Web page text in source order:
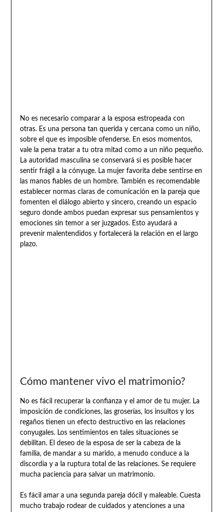
No es necesario comparar a la esposa estropeada con
otras. Es una persona tan querida y cercana como un niño,
sobre el que es imposible ofenderse. En esos momentos,
vale la pena tratar a tu otra mitad como a un niño pequeño.
La autoridad masculina se conservará si es posible hacer
sentir frágil a la cónyuge. La mujer favorita debe sentirse en
las manos fiables de un hombre. También es recomendable
establecer normas claras de comunicación en la pareja que
fomenten el diálogo abierto y sincero, creando un espacio
seguro donde ambos puedan expresar sus pensamientos y
emociones sin temor a ser juzgados. Esto ayudará a
prevenir malentendidos y fortalecerá la relación en el largo
plazo.
Cómo mantener vivo el matrimonio?
No es fácil recuperar la confianza y el amor de tu mujer. La
imposición de condiciones, las groserías, los insultos y los
regaños tienen un efecto destructivo en las relaciones
conyugales. Los sentimientos en tales situaciones se
debilitan. El deseo de la esposa de ser la cabeza de la
familia, de mandar a su marido, a menudo conduce a la
discordia y a la ruptura total de las relaciones. Se requiere
mucha paciencia para salvar un matrimonio.
Es fácil amar a una segunda pareja dócil y maleable. Cuesta
mucho trabajo rodear de cuidados y atenciones a una